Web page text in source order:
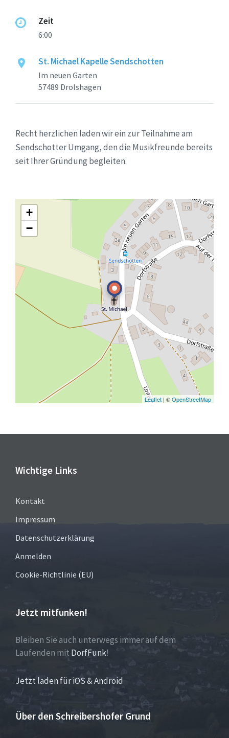
Zeit
6:00
St. Michael Kapelle Sendschotten
Im neuen Garten
57489 Drolshagen
Recht herzlichen laden wir ein zur Teilnahme am
Sendschotter Umgang, den die Musikfreunde bereits
seit Ihrer Gründung begleiten.
+
−
Leaflet | ©OpenStreetMap
Wichtige Links
Kontakt
Impressum
Datenschutzerklärung
Anmelden
Cookie-Richtlinie (EU)
Jetzt mitfunken!
Bleiben Sie auch unterwegs immer auf dem
Laufenden mit DorfFunk!
Jetzt laden für iOS & Android
Über den Schreibershofer Grund